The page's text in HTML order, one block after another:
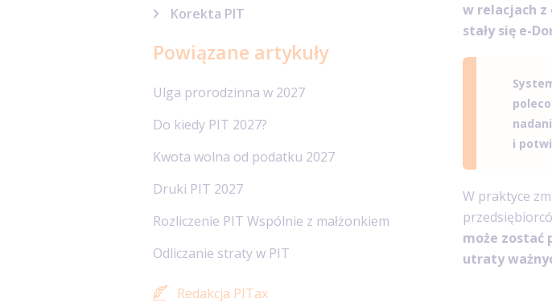
w relacjach
stały się e-
i
W praktyce
może zostać
utraty
Korekta PIT
Powiązane artykuły
Ulga prorodzinna w 2027
Do kiedy PIT 2027?
Kwota wolna od podatku 2027
Druki PIT 2027
Rozliczenie PIT Wspólnie z małżonkiem
Odliczanie straty w PIT
Redakcja PITax